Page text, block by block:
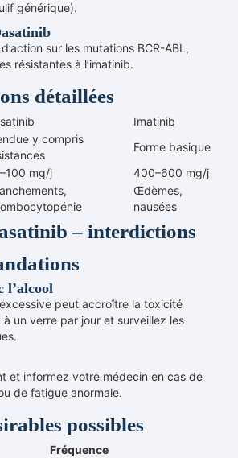
générique).
sur les mutations BCR-ABL,
résistantes à l’imatinib.
détaillées
Imatinib
y compris
Forme basique
mg/j
400–600 mg/j
Œdèmes,
nausées
– interdictions
l’alcool
peut accroître la toxicité
un verre par jour et surveillez les
et informez votre médecin en cas de
de fatigue anormale.
possibles
Fréquence